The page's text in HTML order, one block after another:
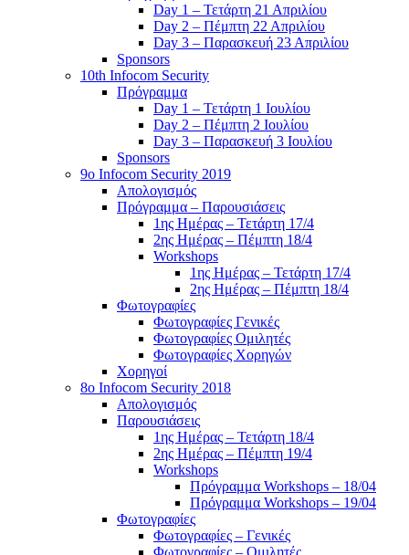
Day 1 – Τετάρτη 21 Απριλίου
Day 2 – Πέμπτη 22 Απριλίου
Day 3 – Παρασκευή 23 Απριλίου
Sponsors
10th Infocom Security
Πρόγραμμα
Day 1 – Τετάρτη 1 Ιουλίου
Day 2 – Πέμπτη 2 Ιουλίου
Day 3 – Παρασκευή 3 Ιουλίου
Sponsors
9ο Infocom Security 2019
Απολογισμός
Πρόγραμμα – Παρουσιάσεις
1ης Ημέρας – Τετάρτη 17/4
2ης Ημέρας – Πέμπτη 18/4
Workshops
1ης Ημέρας – Τετάρτη 17/4
2ης Ημέρας – Πέμπτη 18/4
Φωτογραφίες
Φωτογραφίες Γενικές
Φωτογραφίες Ομιλητές
Φωτογραφίες Χορηγών
Χορηγοί
8ο Infocom Security 2018
Απολογισμός
Παρουσιάσεις
1ης Ημέρας – Τετάρτη 18/4
2ης Ημέρας – Πέμπτη 19/4
Workshops
Πρόγραμμα Workshops – 18/04
Πρόγραμμα Workshops – 19/04
Φωτογραφίες
Φωτογραφίες – Γενικές
Φωτογραφίες – Ομιλητές